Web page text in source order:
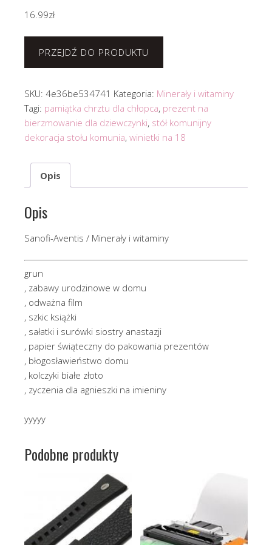
16.99zł
PRZEJDŹ DO PRODUKTU
SKU: 4e36be534741 Kategoria: Minerały i witaminy
Tagi: pamiątka chrztu dla chłopca, prezent na
bierzmowanie dla dziewczynki, stół komunijny
dekoracja stołu komunia, winietki na 18
Opis
Opis
Sanofi-Aventis / Minerały i witaminy
grun
, zabawy urodzinowe w domu
, odważna film
, szkic książki
, sałatki i surówki siostry anastazji
, papier świąteczny do pakowania prezentów
, błogosławieństwo domu
, kolczyki białe złoto
, zyczenia dla agnieszki na imieniny
yyyyy
Podobne produkty